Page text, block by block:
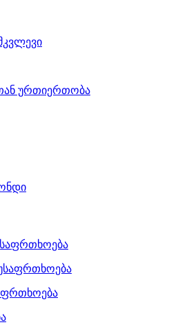
ურთიერთობა